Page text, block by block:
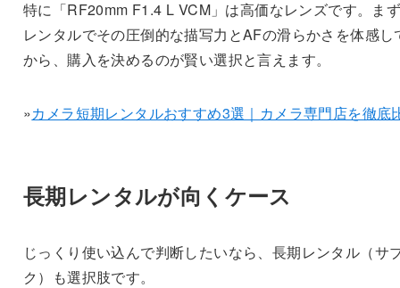
特に「RF20mm F1.4 L VCM」は高価なレンズです。ま
レンタルでその圧倒的な描写力とAFの滑らかさを体感し
から、購入を決めるのが賢い選択と言えます。
»カメラ短期レンタルおすすめ3選｜カメラ専門店を徹底
長期レンタルが向くケース
じっくり使い込んで判断したいなら、長期レンタル（サ
ク）も選択肢です。